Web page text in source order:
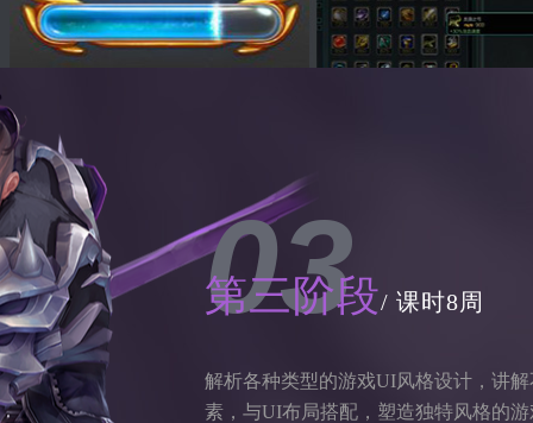
03
第三阶段/ 课时8周
解析各种类型的游戏UI风格设计，讲
素，与UI布局搭配，塑造独特风格的